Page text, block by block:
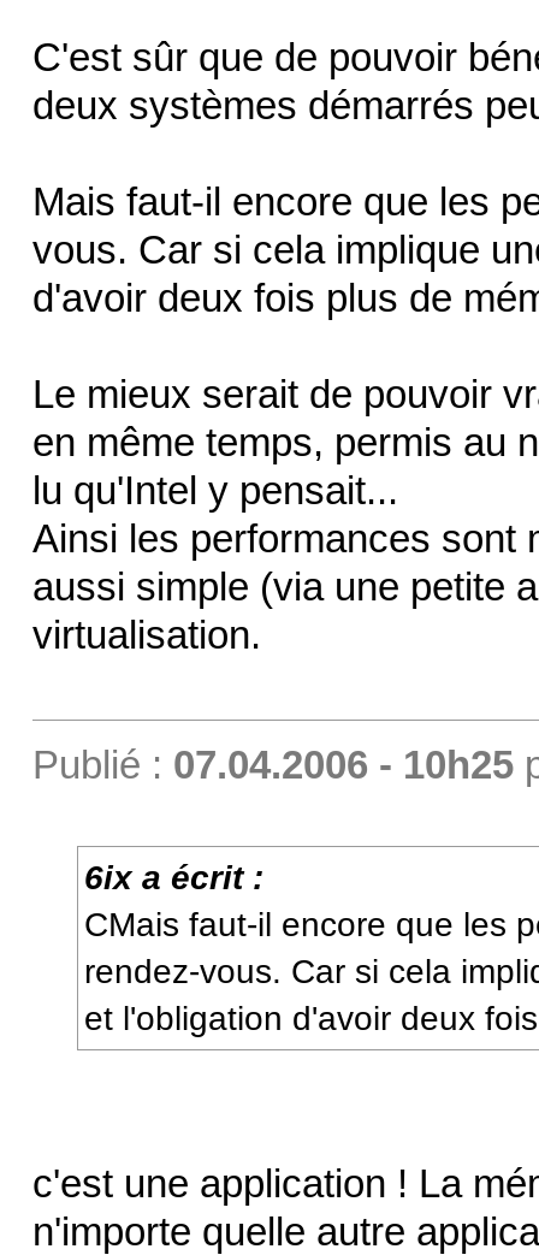
C'est sûr que de pouvoir
deux systèmes démarrés
Mais faut-il encore que les
vous. Car si cela implique
d'avoir deux fois plus de
Le mieux serait de pouvoir
en même temps, permis au
lu qu'Intel y pensait...
Ainsi les performances sont
aussi simple (via une petite
virtualisation.
Publié : 07.04.2006 - 10h25
6ix a écrit :
CMais faut-il encore que les
rendez-vous. Car si cela
et l'obligation d'avoir deux
c'est une application ! La
n'importe quelle autre